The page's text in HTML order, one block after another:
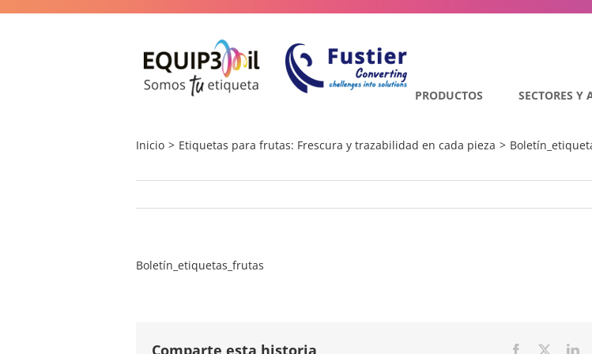
PRODUCTOS SECTORES Y
Inicio Etiquetas para frutas: Frescura y trazabilidad en cada pieza
Boletín_etiquetas_frutas
Comparte esta historia Facebook
Twitter